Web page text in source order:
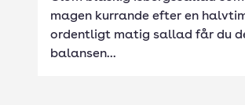
magen kurrande efter en
ordentligt matig sallad får du
balansen...